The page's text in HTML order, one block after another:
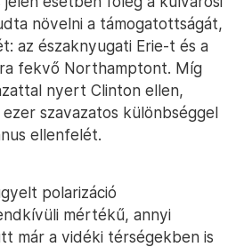
növelni a támogatottságát,
az északnyugati Erie-t és a
fekvő Northamptont. Míg
nyert Clinton ellen,
szavazatos különbséggel
ellenfelét.
polarizáció
mértékű, annyi
már a vidéki térségekben is